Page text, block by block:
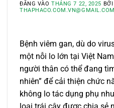
ĐĂNG VÀOTHÁNG 7 22, 2025 BỞI
THAPHACO.COM.VN@GMAIL.COM
Bệnh viêm gan, dù do
một nỗi lo lớn tại Việt
người thân có thể đang
nhiên” để cải thiện chức
không lo tác dụng phụ
loại trái cây được chia sẻ